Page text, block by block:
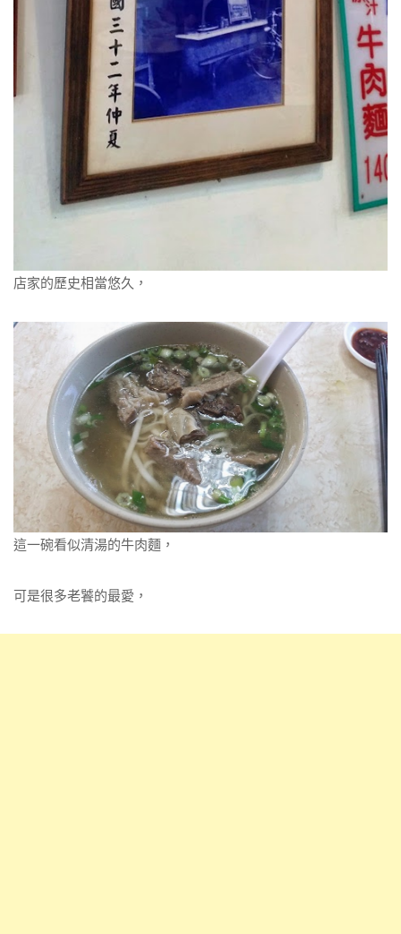
店家的歷史相當悠久，
這一碗看似清湯的牛肉麵，
可是很多老饕的最愛，